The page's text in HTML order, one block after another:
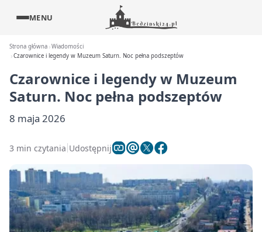
MENU
Strona główna Wiadomości
Czarownice i legendy w Muzeum Saturn. Noc pełna podszeptów
Czarownice i legendy w Muzeum
Saturn. Noc pełna podszeptów
8 maja 2026
3 min czytania Udostępnij